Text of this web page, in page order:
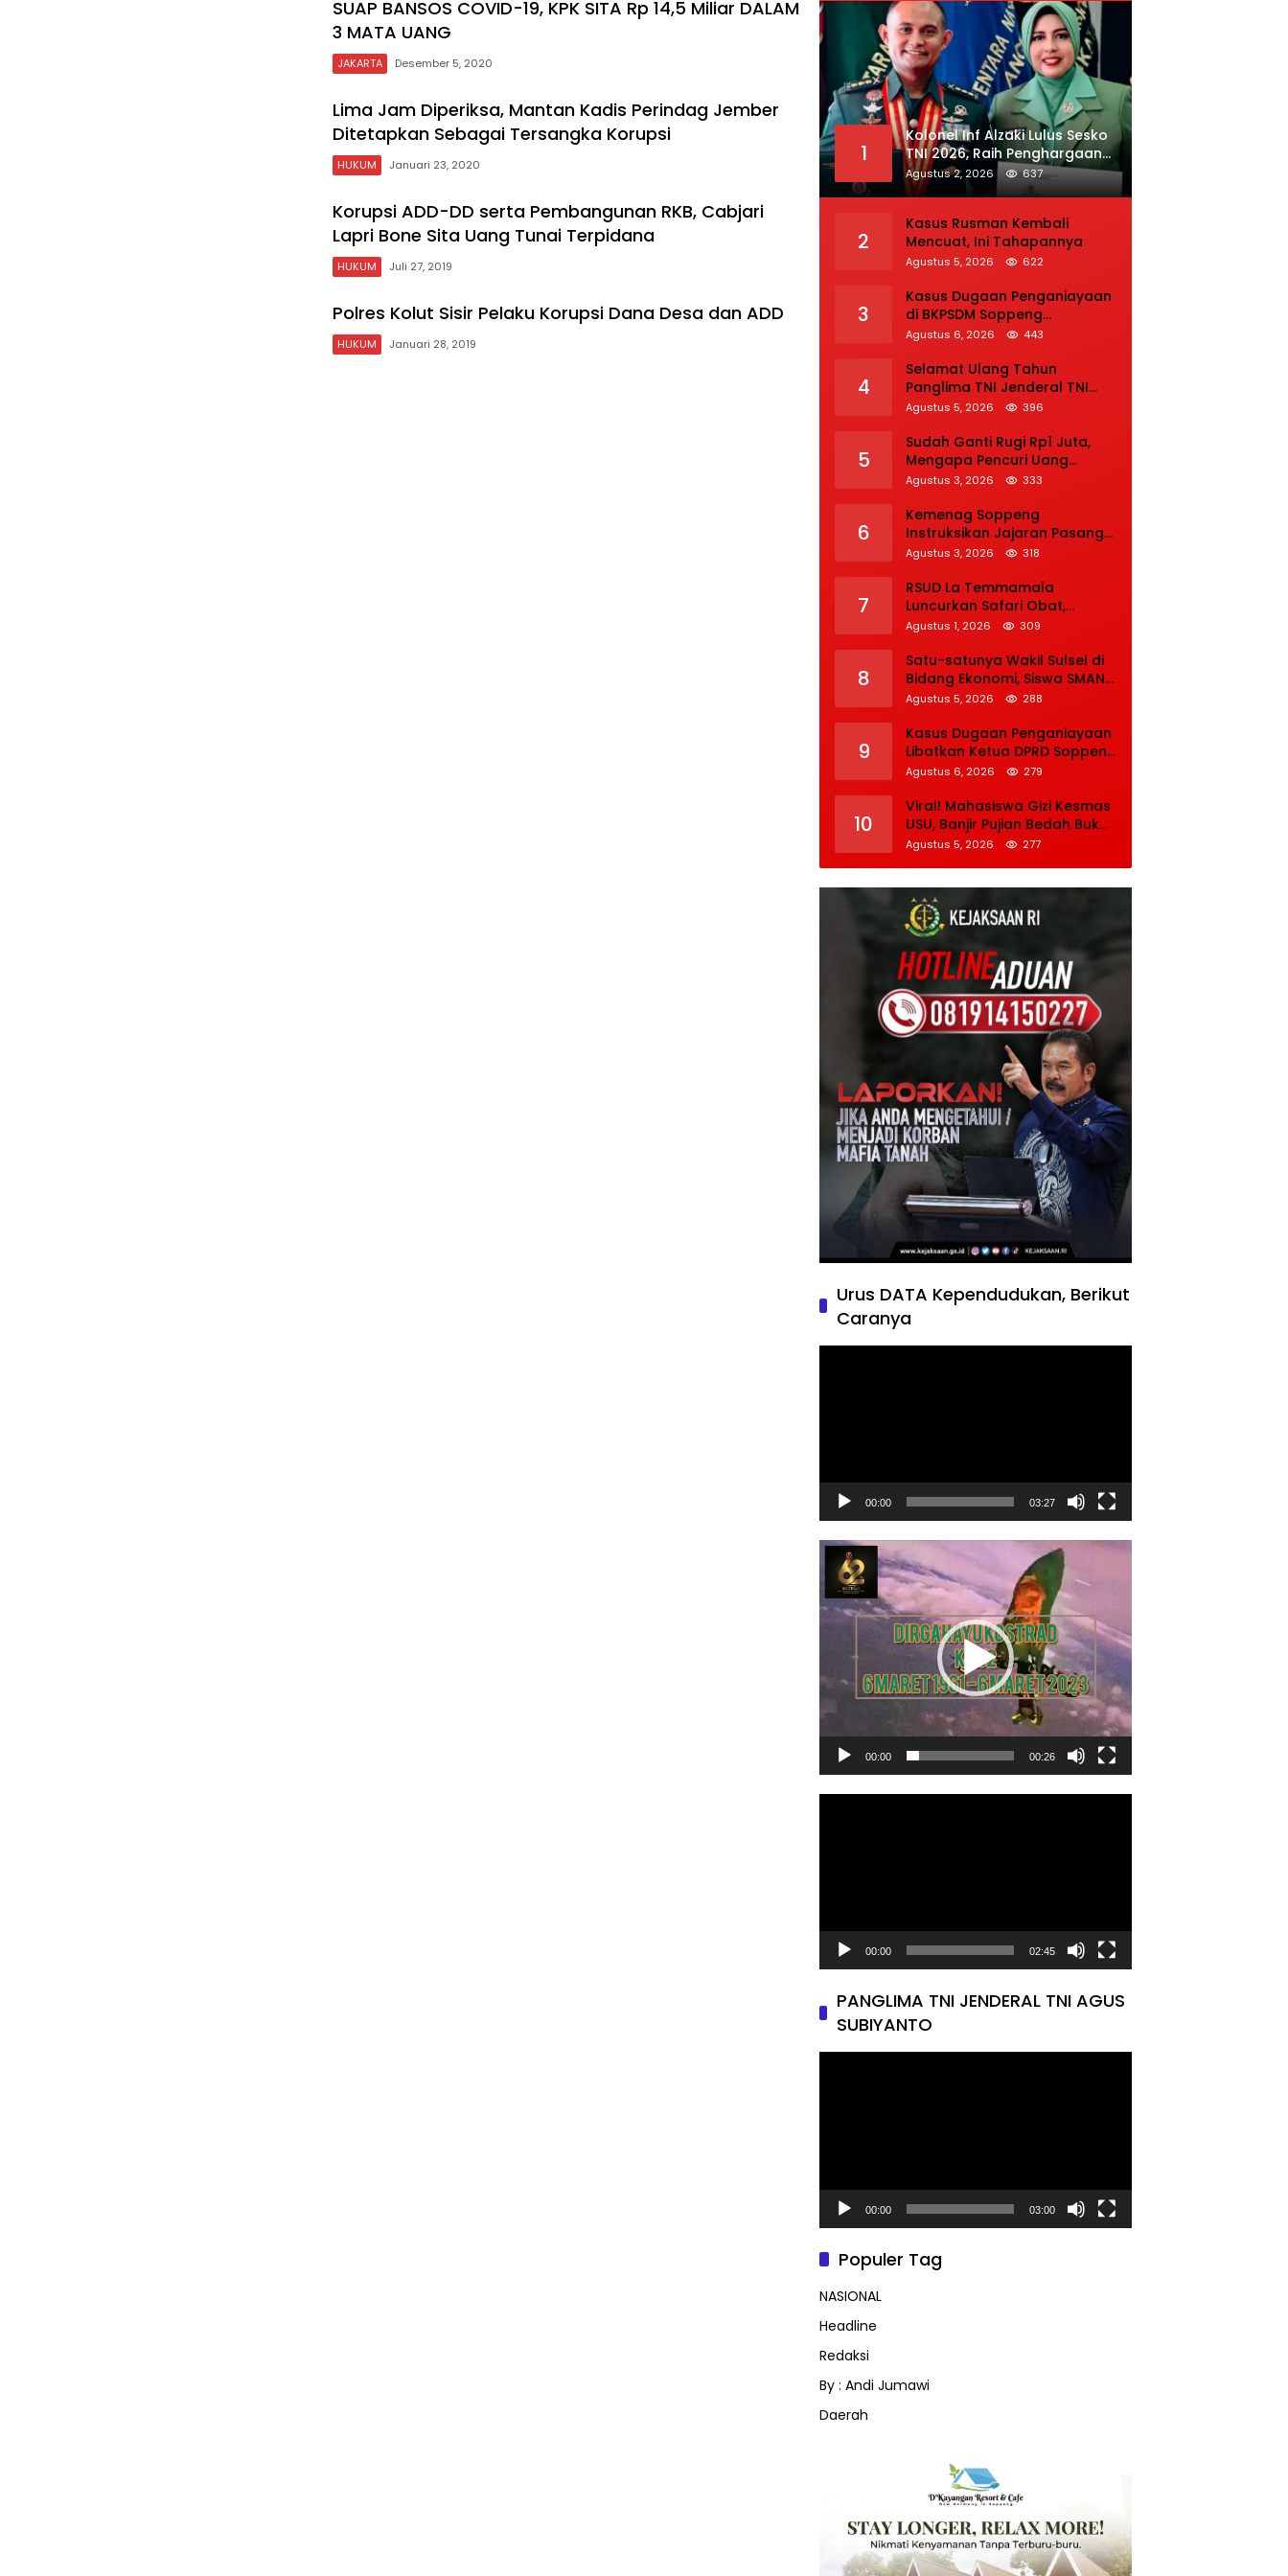
SUAP BANSOS COVID-19, KPK SITA Rp 14,5 Miliar DALAM
3 MATA UANG
JAKARTA Desember 5, 2020
Lima Jam Diperiksa, Mantan Kadis Perindag Jember
Ditetapkan Sebagai Tersangka Korupsi
HUKUM Januari 23, 2020
Korupsi ADD-DD serta Pembangunan RKB, Cabjari
Lapri Bone Sita Uang Tunai Terpidana
HUKUM Juli 27, 2019
Polres Kolut Sisir Pelaku Korupsi Dana Desa dan ADD
HUKUM Januari 28, 2019
1
Kolonel Inf Alzaki Lulus Sesko
TNI 2026, Raih Penghargaan
Tulisan Ilmiah dan Jasmani
Terbaik
Agustus 2, 2026 637
2
Kasus Rusman Kembali
Mencuat, Ini Tahapannya
Agustus 5, 2026 622
3
Kasus Dugaan Penganiayaan
di BKPSDM Soppeng
Direkonstruksi, Rusman
Terus Berjalan
Agustus 6, 2026 443
4
Selamat Ulang Tahun
Panglima TNI Jenderal TNI
Agus Subiyanto
Agustus 5, 2026 396
5
Sudah Ganti Rugi Rp1 Juta,
Mengapa Pencuri Uang
Rp5.000 Tetap Dipenjara? Ini
Agustus 3, 2026 333
6
Kemenag Soppeng
Instruksikan Jajaran Pasang
Bendera Merah Putih Sambut
Agustus 3, 2026 318
7
RSUD La Temmamala
Luncurkan Safari Obat,
Permudah Pasien Pantau
Real Time
Agustus 1, 2026 309
8
Satu-satunya Wakil Sulsel di
Bidang Ekonomi, Siswa SMAN 1
Soppeng Lolos Semifinal OSN
Agustus 5, 2026 288
9
Kasus Dugaan Penganiayaan
Libatkan Ketua DPRD Soppeng
terus Bergulir, Tim INAFIS
Rekonstruksi
Agustus 6, 2026 279
10
Viral! Mahasiswa Gizi Kesmas
USU, Banjir Pujian Bedah Buku
Skala International Dari 70
Agustus 5, 2026 277
Urus DATA Kependudukan, Berikut
Caranya
00:00 03:27
Pemutar
Video
00:00 00:26
00:00 02:45
PANGLIMA TNI JENDERAL TNI AGUS
SUBIYANTO
00:00 03:00
Populer Tag
NASIONAL
Headline
Redaksi
By : Andi Jumawi
Daerah